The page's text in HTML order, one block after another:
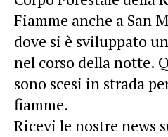
Fiamme anche a San
dove si è sviluppato
nel corso della notte.
sono scesi in strada
fiamme.
Ricevi le nostre news